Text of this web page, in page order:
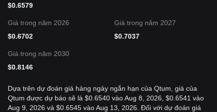
$0.6579
Giá trong năm 2026
$0.6702
Giá trong năm 2027
$0.7037
Giá trong năm 2030
$0.8146
Dựa trên dự đoán giá hàng ngày ngắn hạn của Qtum, giá của
Qtum được dự báo sẽ là $0.6540 vào Aug 8, 2026, $0.6541 vào
Aug 9, 2026 và $0.6545 vào Aug 13, 2026. Đối với dự đoán giá